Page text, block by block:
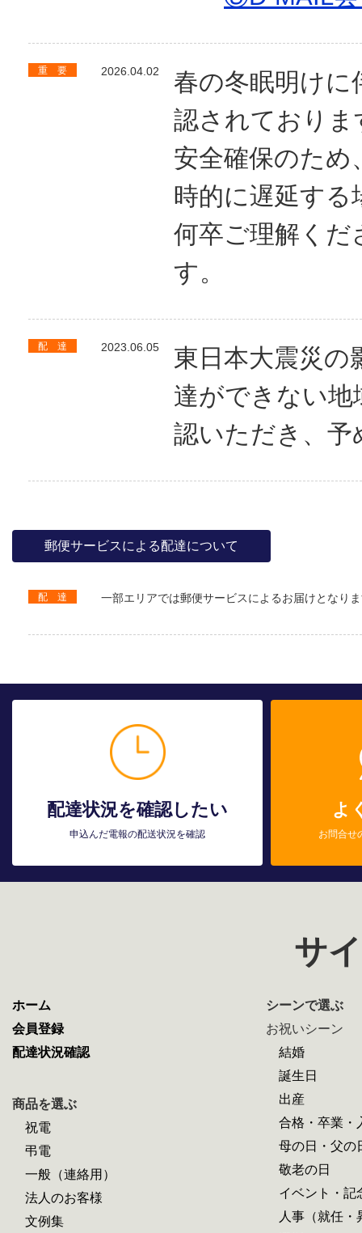
重 要 2026.04.02
春の冬眠明けに
認されておりま
安全確保のため
時的に遅延す
何卒ご理解く
す。
配 達 2023.06.05
東日本大震災の
達ができない
認いただき、予
郵便サービスによる配達について
配 達 一部エリアでは郵便サービスによるお届けとなり
配達状況を確認したい
申込んだ電報の配送状況を確認
よ
お問合せ
サ
ホーム
会員登録
配達状況確認
商品を選ぶ
祝電
弔電
一般（連絡用）
法人のお客様
文例集
シーンで選ぶ
お祝いシーン
結婚
誕生日
出産
合格・卒業・
母の日・父の
敬老の日
イベント・記
人事（就任・